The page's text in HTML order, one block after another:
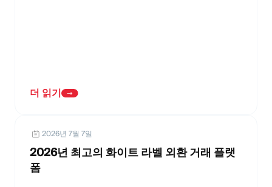
더 읽기
2026년 7월 7일
2026년 최고의 화이트 라벨 외환 거래 플랫
폼